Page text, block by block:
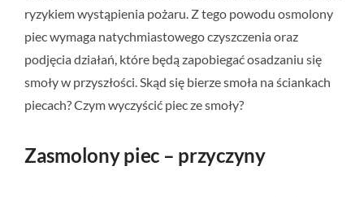
ryzykiem wystąpienia pożaru. Z tego powodu osmolony
piec wymaga natychmiastowego czyszczenia oraz
podjęcia działań, które będą zapobiegać osadzaniu się
smoły w przyszłości. Skąd się bierze smoła na ściankach
piecach? Czym wyczyścić piec ze smoły?
Zasmolony piec – przyczyny